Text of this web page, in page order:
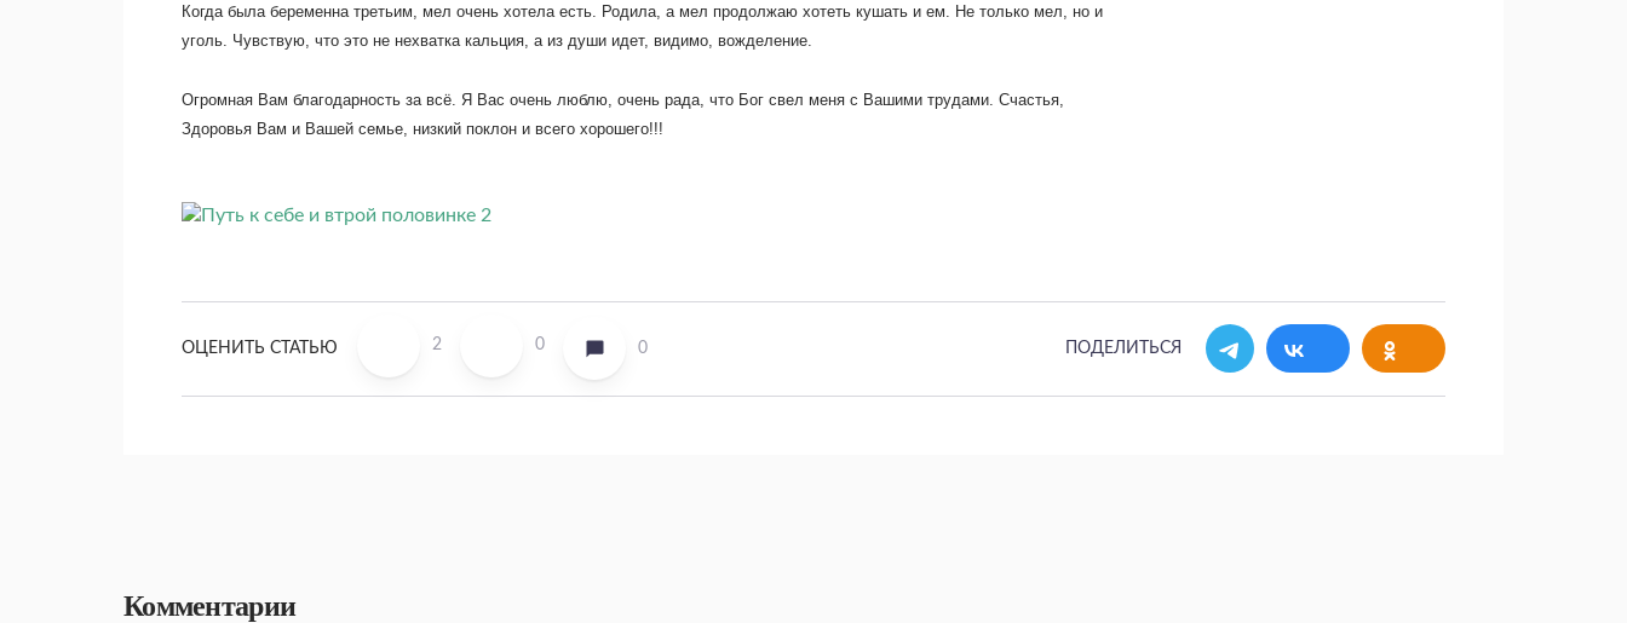
Когда была беременна третьим, мел очень хотела есть. Родила, а мел продолжаю хотеть кушать и ем. Не только мел, но и
уголь. Чувствую, что это не нехватка кальция, а из души идет, видимо, вожделение.
Огромная Вам благодарность за всё. Я Вас очень люблю, очень рада, что Бог свел меня с Вашими трудами. Счастья,
Здоровья Вам и Вашей семье, низкий поклон и всего хорошего!!!
ОЦЕНИТЬ СТАТЬЮ 2 0 0 ПОДЕЛИТЬСЯ
Комментарии